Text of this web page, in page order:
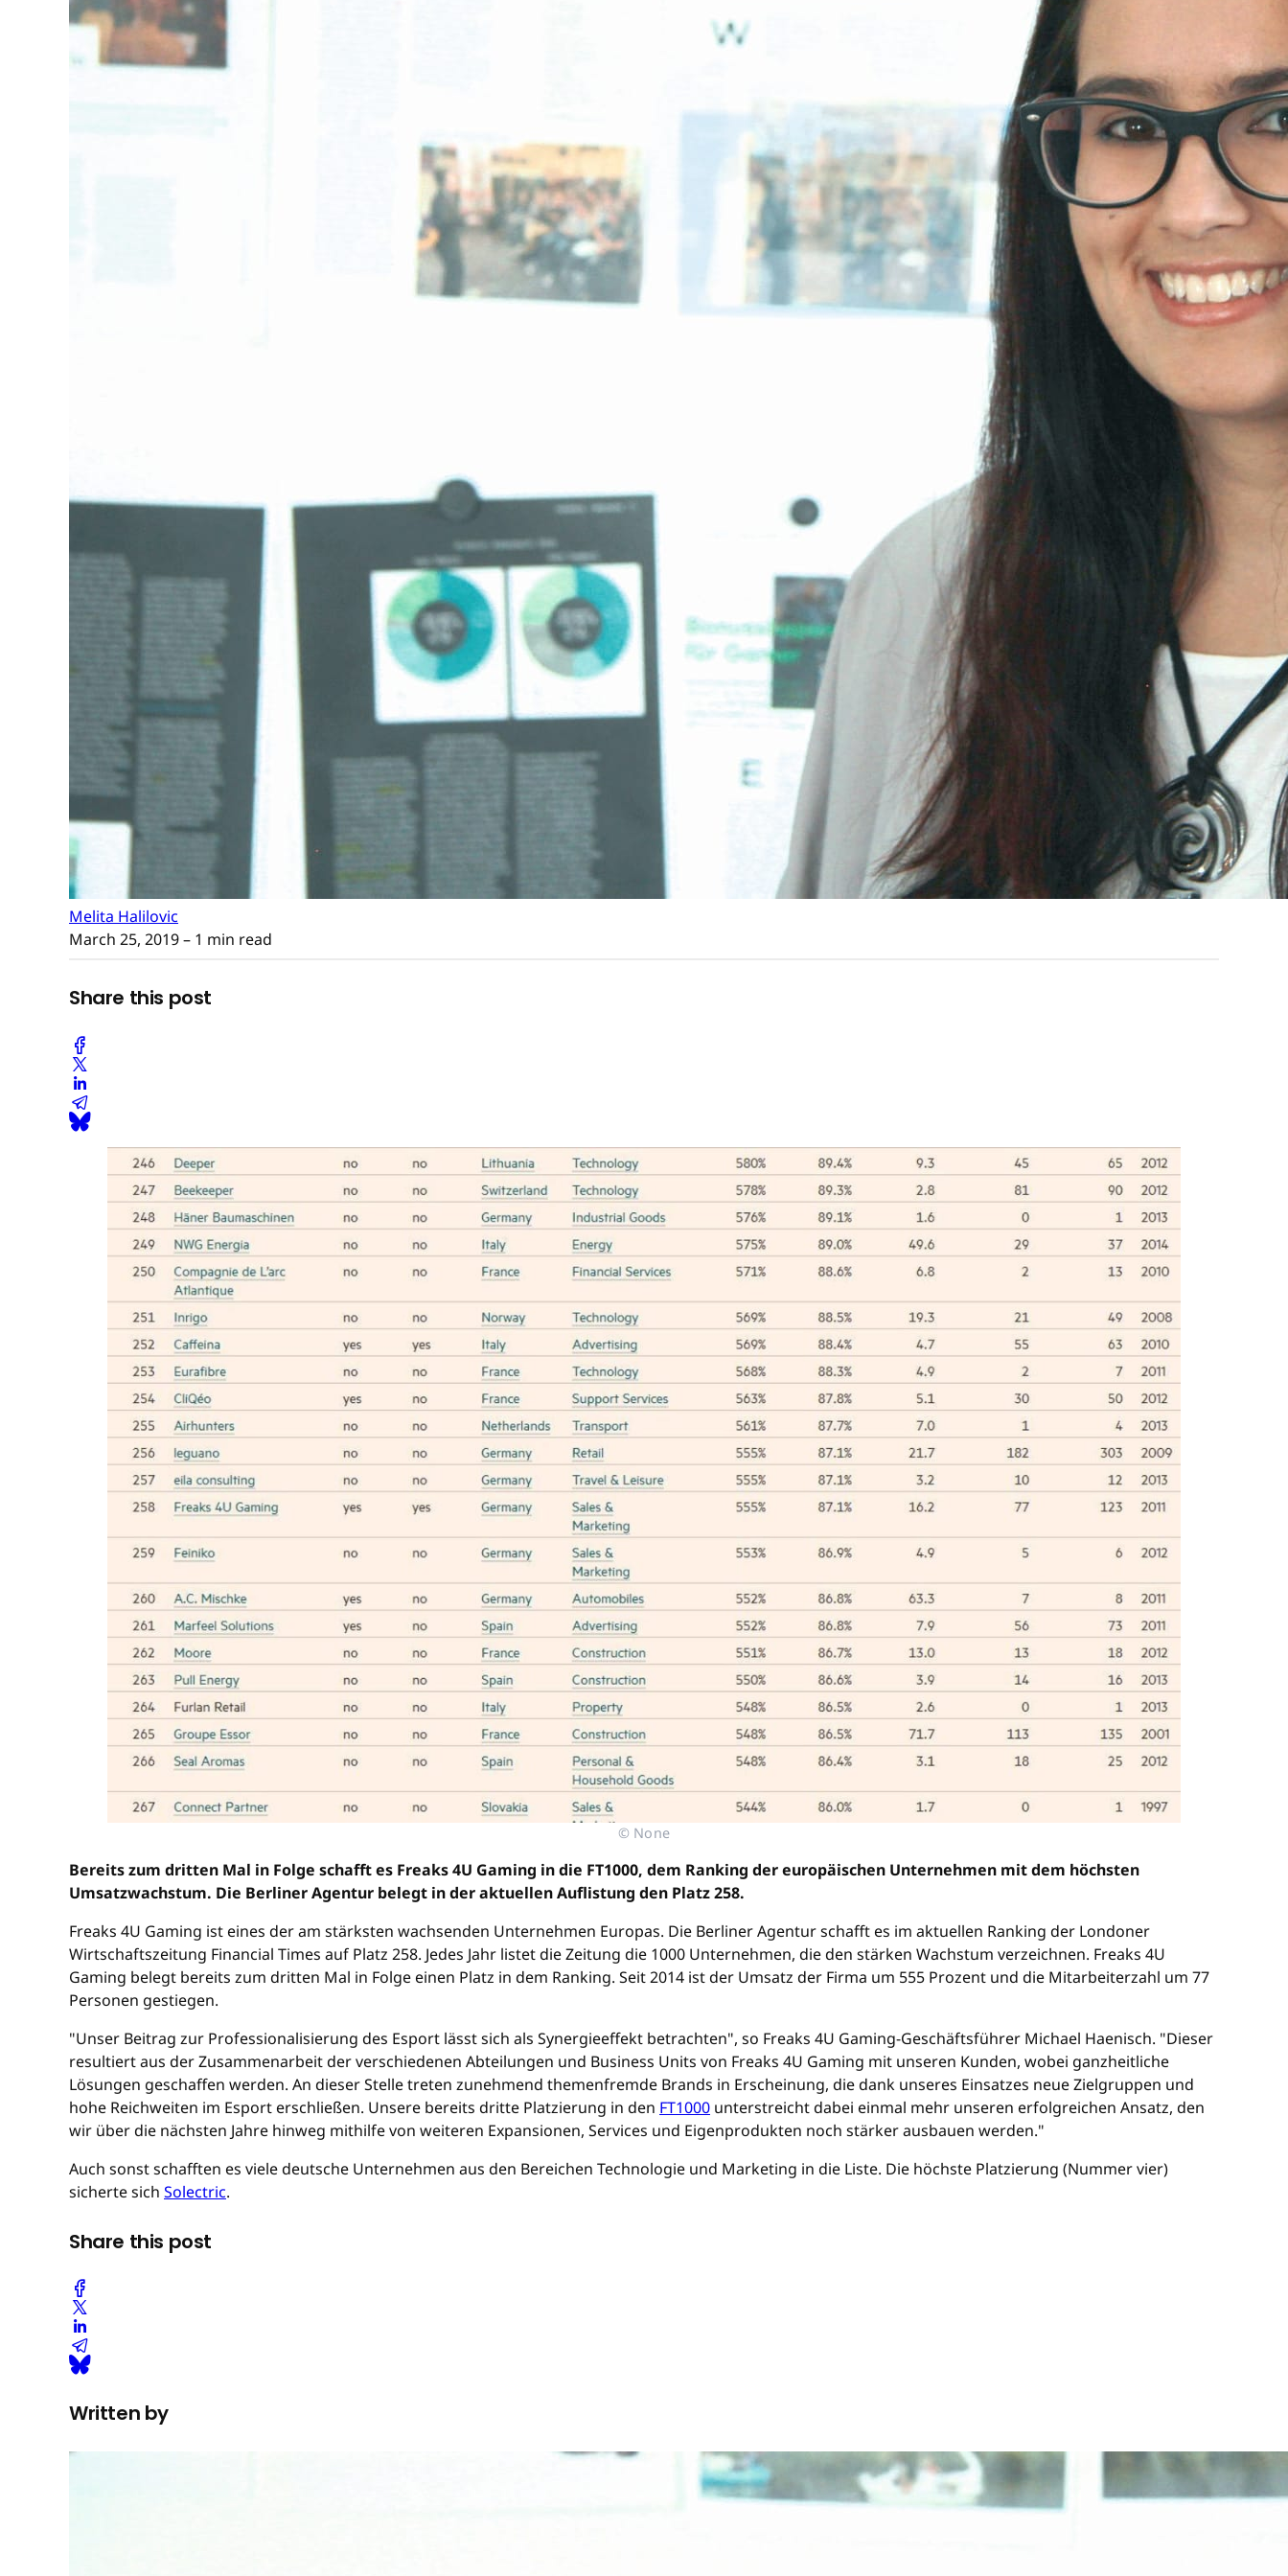
Melita Halilovic
March 25, 2019– 1 min read
Share this post
© None
Bereits zum dritten Mal in Folge schafft es Freaks 4U Gaming in die FT1000, dem Ranking der europäischen Unternehmen mit dem höchsten
Umsatzwachstum. Die Berliner Agentur belegt in der aktuellen Auflistung den Platz 258.
Freaks 4U Gaming ist eines der am stärksten wachsenden Unternehmen Europas. Die Berliner Agentur schafft es im aktuellen Ranking der Londoner
Wirtschaftszeitung Financial Times auf Platz 258. Jedes Jahr listet die Zeitung die 1000 Unternehmen, die den stärken Wachstum verzeichnen. Freaks 4U
Gaming belegt bereits zum dritten Mal in Folge einen Platz in dem Ranking. Seit 2014 ist der Umsatz der Firma um 555 Prozent und die Mitarbeiterzahl um 77
Personen gestiegen.
"Unser Beitrag zur Professionalisierung des Esport lässt sich als Synergieeffekt betrachten", so Freaks 4U Gaming-Geschäftsführer Michael Haenisch. "Dieser
resultiert aus der Zusammenarbeit der verschiedenen Abteilungen und Business Units von Freaks 4U Gaming mit unseren Kunden, wobei ganzheitliche
Lösungen geschaffen werden. An dieser Stelle treten zunehmend themenfremde Brands in Erscheinung, die dank unseres Einsatzes neue Zielgruppen und
hohe Reichweiten im Esport erschließen. Unsere bereits dritte Platzierung in den FT1000 unterstreicht dabei einmal mehr unseren erfolgreichen Ansatz, den
wir über die nächsten Jahre hinweg mithilfe von weiteren Expansionen, Services und Eigenprodukten noch stärker ausbauen werden."
Auch sonst schafften es viele deutsche Unternehmen aus den Bereichen Technologie und Marketing in die Liste. Die höchste Platzierung (Nummer vier)
sicherte sich Solectric.
Share this post
Written by